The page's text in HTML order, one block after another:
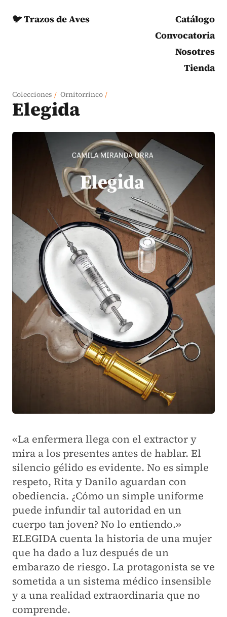
🐦 Trazos de Aves
Catálogo
Convocatoria
Nosotres
Tienda
Colecciones / Ornitorrinco /
Elegida
«La enfermera llega con el extractor y
mira a los presentes antes de hablar. El
silencio gélido es evidente. No es simple
respeto, Rita y Danilo aguardan con
obediencia. ¿Cómo un simple uniforme
puede infundir tal autoridad en un
cuerpo tan joven? No lo entiendo.»
ELEGIDA cuenta la historia de una mujer
que ha dado a luz después de un
embarazo de riesgo. La protagonista se ve
sometida a un sistema médico insensible
y a una realidad extraordinaria que no
comprende.